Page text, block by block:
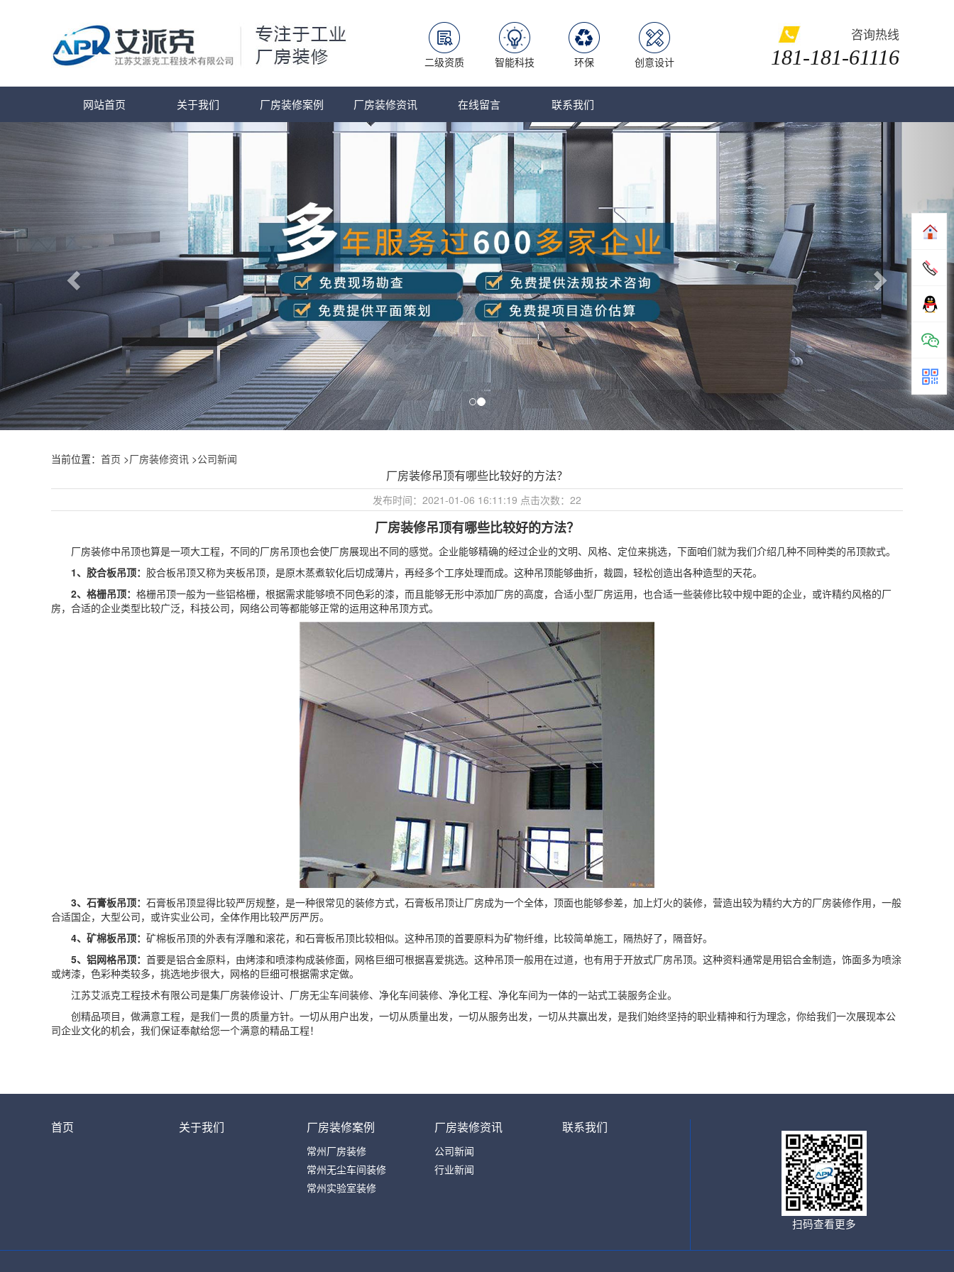
咨询热线
181-181-61116
二级资质 智能科技 环保 创意设计
网站首页 关于我们 厂房装修案例 厂房装修资讯 在线留言 联系我们
当前位置： 首页 >厂房装修资讯 >公司新闻
厂房装修吊顶有哪些比较好的方法？
发布时间：2021-01-06 16:11:19 点击次数： 22
厂房装修吊顶有哪些比较好的方法？
厂房装修中吊顶也算是一项大工程，不同的厂房吊顶也会使厂房展现出不同的感觉。企业能够精确的经过企业的文明、风格、定位来挑选，下面咱们就为我们介绍几种不同种类的吊顶款式。
1、胶合板吊顶： 胶合板吊顶又称为夹板吊顶，是原木蒸煮软化后切成薄片，再经多个工序处理而成。这种吊顶能够曲折，裁圆，轻松创造出各种造型的天花。
2、格栅吊顶： 格栅吊顶一般为一些铝格栅，根据需求能够喷不同色彩的漆，而且能够无形中添加厂房的高度，合适小型厂房运用，也合适一些装修比较中规中距的企业，或许精约风格的厂
房，合适的企业类型比较广泛，科技公司，网络公司等都能够正常的运用这种吊顶方式。
3、石膏板吊顶： 石膏板吊顶显得比较严厉规整，是一种很常见的装修方式，石膏板吊顶让厂房成为一个全体，顶面也能够参差，加上灯火的装修，营造出较为精约大方的厂房装修作用，一般
合适国企，大型公司，或许实业公司，全体作用比较严厉严厉。
4、矿棉板吊顶： 矿棉板吊顶的外表有浮雕和滚花，和石膏板吊顶比较相似。这种吊顶的首要原料为矿物纤维，比较简单施工，隔热好了，隔音好。
5、铝网格吊顶： 首要是铝合金原料，由烤漆和喷漆构成装修面，网格巨细可根据喜爱挑选。这种吊顶一般用在过道，也有用于开放式厂房吊顶。这种资料通常是用铝合金制造，饰面多为喷涂
或烤漆，色彩种类较多，挑选地步很大，网格的巨细可根据需求定做。
江苏艾派克工程技术有限公司是集厂房装修设计、厂房无尘车间装修、净化车间装修、净化工程、净化车间为一体的一站式工装服务企业。
创精品项目，做满意工程，是我们一贯的质量方针。一切从用户出发，一切从质量出发，一切从服务出发，一切从共赢出发，是我们始终坚持的职业精神和行为理念，你给我们一次展现本公
司企业文化的机会，我们保证奉献给您一个满意的精品工程！
首页 关于我们 厂房装修案例
常州厂房装修
常州无尘车间装修
常州实验室装修
厂房装修资讯
公司新闻
行业新闻
联系我们
扫码查看更多